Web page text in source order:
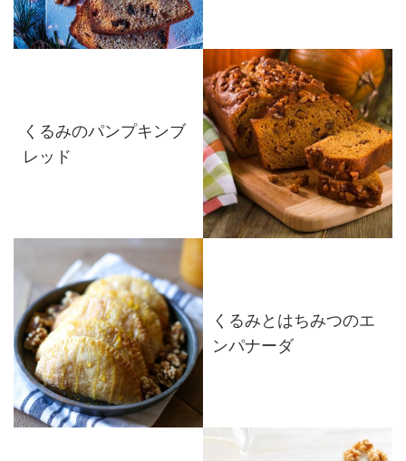
くるみのパンプキンブ
レッド
くるみとはちみつのエ
ンパナーダ